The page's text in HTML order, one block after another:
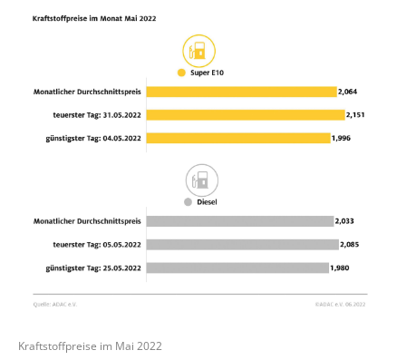
Kraftstoffpreise im Mai 2022